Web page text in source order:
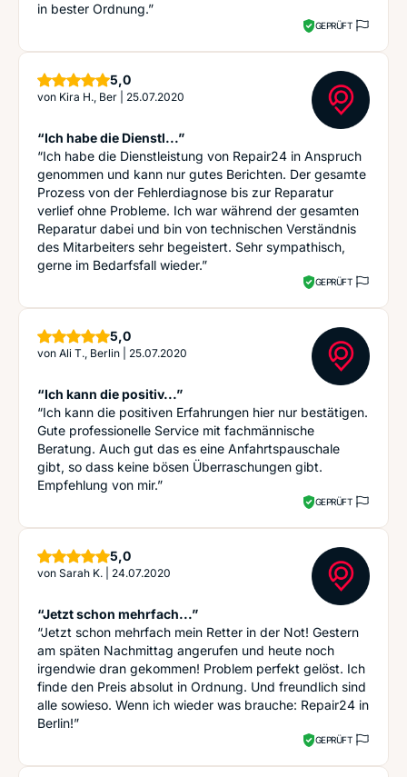
in bester Ordnung.”
GEPRÜFT
5,0Sterne
von Kira H., Ber 25.07.2020
“Ich habe die Dienstl...”
“Ich habe die Dienstleistung von Repair24 in Anspruch
genommen und kann nur gutes Berichten. Der gesamte
Prozess von der Fehlerdiagnose bis zur Reparatur
verlief ohne Probleme. Ich war während der gesamten
Reparatur dabei und bin von technischen Verständnis
des Mitarbeiters sehr begeistert. Sehr sympathisch,
gerne im Bedarfsfall wieder.”
GEPRÜFT
5,0Sterne
von Ali T., Berlin 25.07.2020
“Ich kann die positiv...”
“Ich kann die positiven Erfahrungen hier nur bestätigen.
Gute professionelle Service mit fachmännische
Beratung. Auch gut das es eine Anfahrtspauschale
gibt, so dass keine bösen Überraschungen gibt.
Empfehlung von mir.”
GEPRÜFT
5,0Sterne
von Sarah K. 24.07.2020
“Jetzt schon mehrfach...”
“Jetzt schon mehrfach mein Retter in der Not! Gestern
am späten Nachmittag angerufen und heute noch
irgendwie dran gekommen! Problem perfekt gelöst. Ich
finde den Preis absolut in Ordnung. Und freundlich sind
alle sowieso. Wenn ich wieder was brauche: Repair24 in
Berlin!”
GEPRÜFT